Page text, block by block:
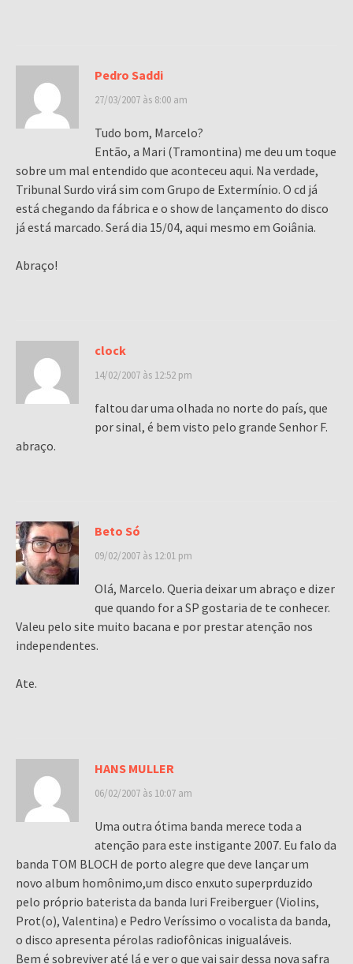
Pedro Saddi
27/03/2007 às 8:00 am
Tudo bom, Marcelo?
Então, a Mari (Tramontina) me deu um toque
sobre um mal entendido que aconteceu aqui. Na verdade,
Tribunal Surdo virá sim com Grupo de Extermínio. O cd já
está chegando da fábrica e o show de lançamento do disco
já está marcado. Será dia 15/04, aqui mesmo em Goiânia.
Abraço!
clock
14/02/2007 às 12:52 pm
faltou dar uma olhada no norte do país, que
por sinal, é bem visto pelo grande Senhor F.
abraço.
Beto Só
09/02/2007 às 12:01 pm
Olá, Marcelo. Queria deixar um abraço e dizer
que quando for a SP gostaria de te conhecer.
Valeu pelo site muito bacana e por prestar atenção nos
independentes.
Ate.
HANS MULLER
06/02/2007 às 10:07 am
Uma outra ótima banda merece toda a
atenção para este instigante 2007. Eu falo da
banda TOM BLOCH de porto alegre que deve lançar um
novo album homônimo,um disco enxuto superprduzido
pelo próprio baterista da banda Iuri Freiberguer (Violins,
Prot(o), Valentina) e Pedro Veríssimo o vocalista da banda,
o disco apresenta pérolas radiofônicas inigualáveis.
Bem é sobreviver até lá e ver o que vai sair dessa nova safra